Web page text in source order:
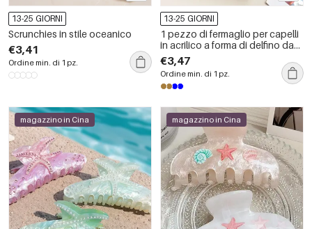
13-25 GIORNI
Scrunchies in stile oceanico
€3,41
Ordine min. di 1 pz.
13-25 GIORNI
1 pezzo di fermaglio per capelli
in acrilico a forma di delfino da
donna
€3,47
Ordine min. di 1 pz.
magazzino in Cina magazzino in Cina